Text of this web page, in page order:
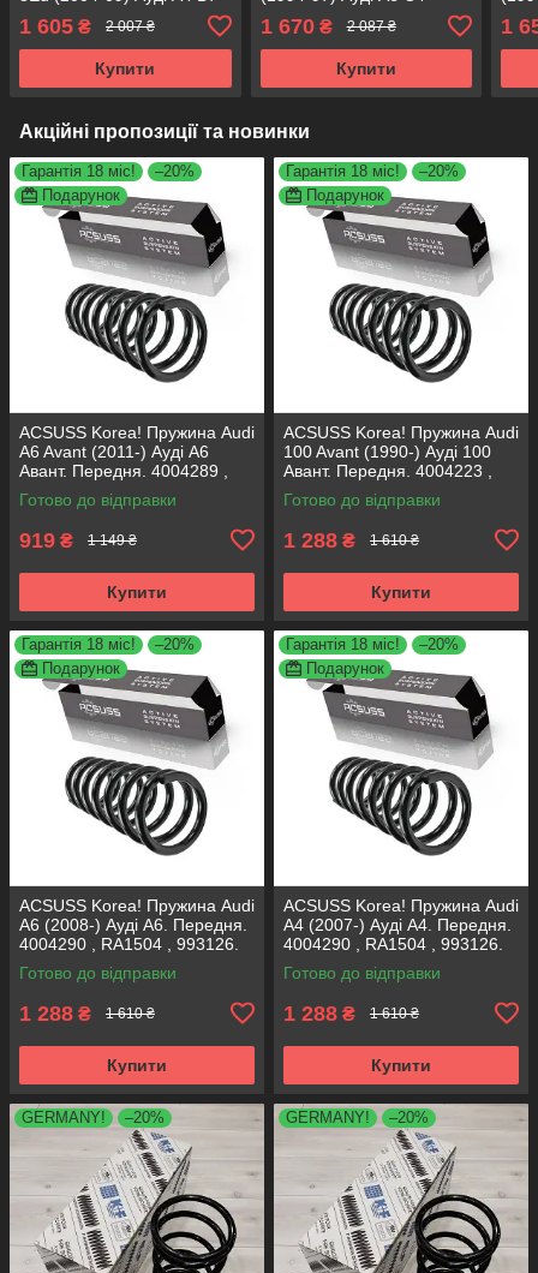
4004247 , RH3370 ,
998416 Аксусс
1 605 ₴ 2 007 ₴
Купити
RC5229 , 50181 Аксусс
Корея
1 670₴ 2 087 ₴
Купити
1
Акційні пропозиції та новинки
Гарантія 18 міс!
–20%
Подарунок
ACSUSS Korea! Пружина Audi
A6 Avant (2011-) Ауді А6
Авант. Передня. 4004289 ,
RA3798 , 993124. Аксусс
Корея
Готово до відправки
919 ₴ 1 149 ₴
Купити
Гарантія 18 міс!
–20%
Подарунок
ACSUSS Korea! Пружина Audi
100 Avant (1990-) Ауді 100
Авант. Передня. 4004223 ,
RH1011 , 997224. Аксусс
Корея
Готово до відправки
1 288 ₴ 1 610 ₴
Купити
Гарантія 18 міс!
–20%
Подарунок
ACSUSS Korea! Пружина Audi
A6 (2008-) Ауді А6. Передня.
4004290 , RA1504 , 993126.
Аксусс Корея
Готово до відправки
1 288 ₴ 1 610 ₴
Купити
Гарантія 18 міс!
–20%
Подарунок
ACSUSS Korea! Пружина Audi
A4 (2007-) Ауді А4. Передня.
4004290 , RA1504 , 993126.
Аксусс Корея
Готово до відправки
1 288 ₴ 1 610 ₴
Купити
GERMANY! –20% GERMANY! –20%